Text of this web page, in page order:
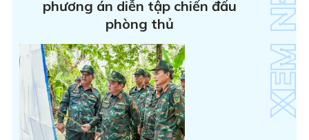
phương án diễn tập chiến đấu
phòng thủ